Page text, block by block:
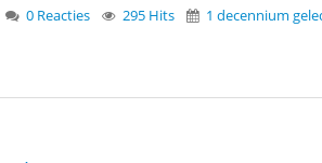
0 Reacties 295 Hits 1 decennium